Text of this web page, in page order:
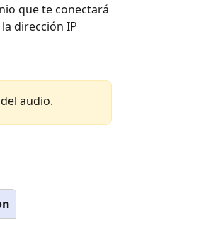
que te conectará
dirección IP
audio.